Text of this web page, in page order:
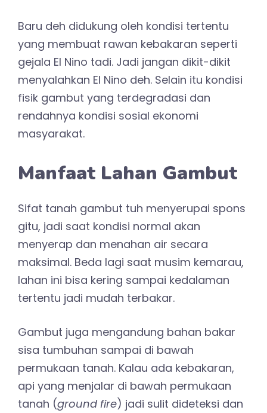
Baru deh didukung oleh kondisi tertentu
yang membuat rawan kebakaran seperti
gejala El Nino tadi. Jadi jangan dikit-dikit
menyalahkan El Nino deh. Selain itu kondisi
fisik gambut yang terdegradasi dan
rendahnya kondisi sosial ekonomi
masyarakat.
Manfaat Lahan Gambut
Sifat tanah gambut tuh menyerupai spons
gitu, jadi saat kondisi normal akan
menyerap dan menahan air secara
maksimal. Beda lagi saat musim kemarau,
lahan ini bisa kering sampai kedalaman
tertentu jadi mudah terbakar.
Gambut juga mengandung bahan bakar
sisa tumbuhan sampai di bawah
permukaan tanah. Kalau ada kebakaran,
api yang menjalar di bawah permukaan
tanah (ground fire) jadi sulit dideteksi dan